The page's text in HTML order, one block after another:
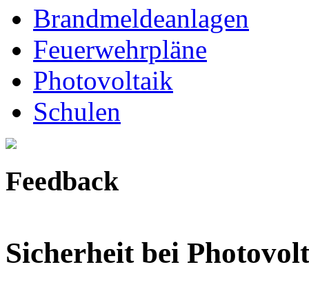
Brandmeldeanlagen
Feuerwehrpläne
Photovoltaik
Schulen
Feedback
Sicherheit bei